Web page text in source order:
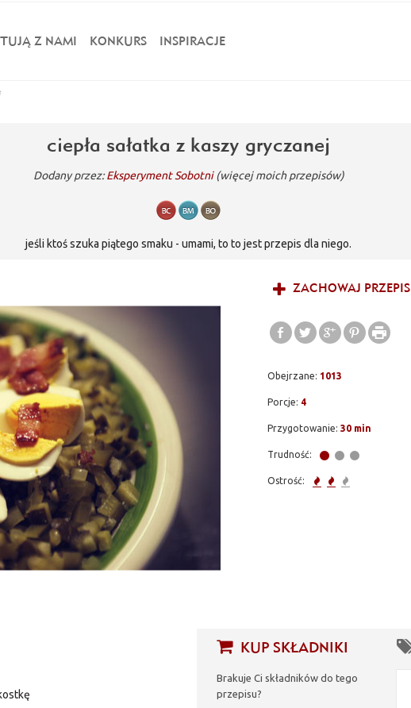
Z NAMI KONKURS INSPIRACJE
ciepła sałatka z kaszy gryczanej
Dodany przez:Eksperyment Sobotni (więcej moich przepisów)
jeśli ktoś szuka piątego smaku - umami, to to jest przepis dla niego.
ZACHOWAJ PRZEPIS
Obejrzane: 1013
Porcje: 4
Przygotowanie: 30 min
Trudność:
Ostrość:
KUP SKŁADNIKI
Brakuje Ci składników do tego
przepisu?